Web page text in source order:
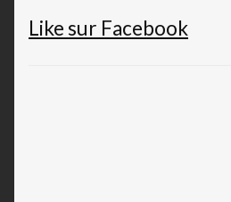
Like sur Facebook